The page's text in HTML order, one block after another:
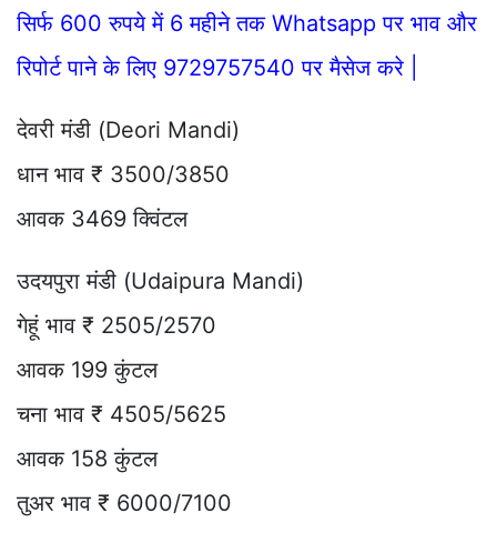
सिर्फ 600 रुपये में 6 महीने तक Whatsapp पर भाव और
रिपोर्ट पाने के लिए 9729757540 पर मैसेज करे |
देवरी मंडी (Deori Mandi)
धान भाव ₹ 3500/3850
आवक 3469 क्विंटल
उदयपुरा मंडी (Udaipura Mandi)
गेहूं भाव ₹ 2505/2570
आवक 199 कुंटल
चना भाव ₹ 4505/5625
आवक 158 कुंटल
तुअर भाव ₹ 6000/7100